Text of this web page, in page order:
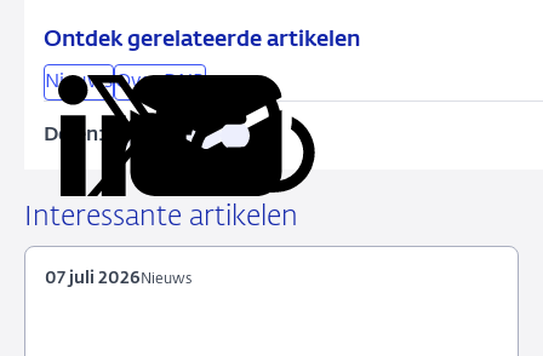
Ontdek gerelateerde artikelen
NieuwsOver DNB
Delen:
Deel
LinkedIn
via
X
Deel
Facebook
Deel
e-
Kopieer
Interessante artikelen
Nieuws
07 juli 2026